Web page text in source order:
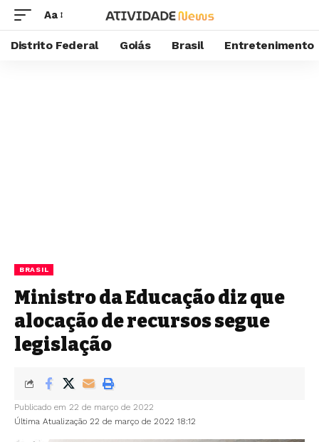
Aa
Distrito Federal Goiás Brasil Entretenimento
BRASIL
Ministro da Educação diz que
alocação de recursos segue
legislação
Última Atualização 22 de março de 2022 18:12
Publicado em 22 de março de 2022